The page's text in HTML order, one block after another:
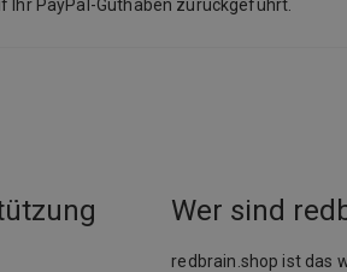
PayPal-Guthaben zurückgeführt.
Wer sind
redbrain.shop ist das